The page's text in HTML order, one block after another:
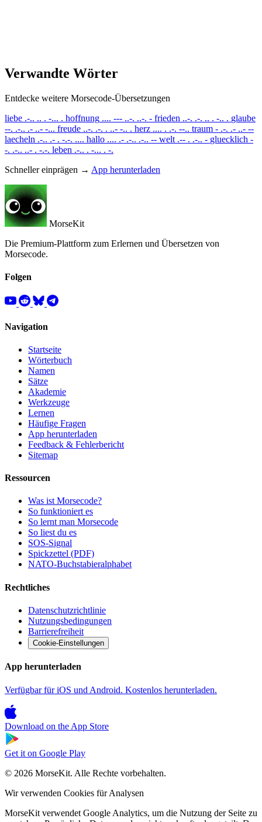
Verwandte Wörter
Entdecke weitere Morsecode-Übersetzungen
liebe .-.. .. . -... . hoffnung .... --- ..-. ..-. - frieden ..-. .-. .. . -.. . glaube
--. .-.. .- ..- -... freude ..-. .-. . ..- -.. . herz .... . .-. --.. traum - .-. .- ..- --
laecheln .-.. .- . -.-. .... hallo .... .- .-.. .-.. -- welt .-- . .-.. - gluecklich -
-. .-.. ..- . -.-. leben .-.. . -... . -.
Schneller einprägen → App herunterladen
MorseKit
Die Premium-Plattform zum Erlernen und Übersetzen von
Morsecode.
Folgen
Navigation
Startseite
Wörterbuch
Namen
Sätze
Akademie
Werkzeuge
Lernen
Häufige Fragen
App herunterladen
Feedback & Fehlerbericht
Sitemap
Ressourcen
Was ist Morsecode?
So funktioniert es
So lernt man Morsecode
So liest du es
SOS-Signal
Spickzettel (PDF)
NATO-Buchstabieralphabet
Rechtliches
Datenschutzrichtlinie
Nutzungsbedingungen
Barrierefreiheit
Cookie-Einstellungen
App herunterladen
Verfügbar für iOS und Android. Kostenlos herunterladen.
Download on the App Store
Get it on Google Play
© 2026 MorseKit. Alle Rechte vorbehalten.
Wir verwenden Cookies für Analysen
MorseKit verwendet Google Analytics, um die Nutzung der Seite zu